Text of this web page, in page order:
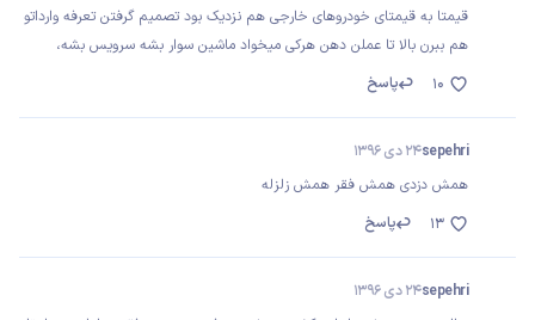
قیمتا به قیمتای خودروهای خارجی هم نزدیک بود تصمیم گرفتن تعرفه وارداتو
هم ببرن بالا تا عملن دهن هرکی میخواد ماشین سوار بشه سرویس بشه،
پاسخ
10
sepehri24 دی 1396
همش دزدی همش فقر همش زلزله
پاسخ
13
sepehri24 دی 1396